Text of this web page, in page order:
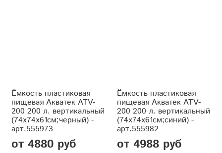
Ёмкость пластиковая
пищевая Акватек ATV-
200 200 л. вертикальный
(74x74x61см;черный) -
арт.555973
от 4880 руб
Ёмкость пластиковая
пищевая Акватек ATV-
200 200 л. вертикальный
(74x74x61см;синий) -
арт.555982
от 4988 руб